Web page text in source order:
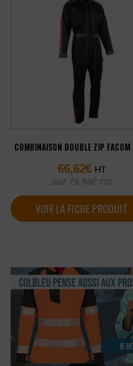
COMBINAISON DOUBLE ZIP FACOM
66,62€ HT
soit 79,94€ TTC
VOIR LA FICHE PRODUIT